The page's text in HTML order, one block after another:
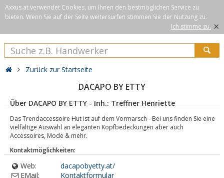
Axxus.at verwendet Cookies, um Ihnen den bestmöglichen Service zu
bieten. Wenn Sie auf der Seite weitersurfen stimmen Sie der Nutzung zu.
Ich stimme zu. ×
Zurück zur Startseite
DACAPO BY ETTY
Über DACAPO BY ETTY - Inh.: Treffner Henriette
Das Trendaccessoire Hut ist auf dem Vormarsch - Bei uns finden Sie eine
vielfältige Auswahl an eleganten Kopfbedeckungen aber auch
Accessoires, Mode & mehr.
Kontaktmöglichkeiten:
Web:
dacapobyetty.at/
EMail:
Kontaktformular